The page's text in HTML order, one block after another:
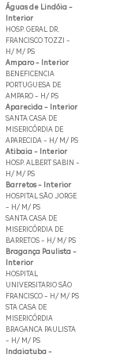
Águas de Lindóia -
Interior
HOSP. GERAL DR.
FRANCISCO TOZZI -
H/ M/ PS
Amparo - Interior
BENEFICENCIA
PORTUGUESA DE
AMPARO - H/ PS
Aparecida - Interior
SANTA CASA DE
MISERICÓRDIA DE
APARECIDA - H/ M/ PS
Atibaia - Interior
HOSP. ALBERT SABIN -
H/ M/ PS
Barretos - Interior
HOSPITAL SÃO JORGE
- H/ M/ PS
SANTA CASA DE
MISERICÓRDIA DE
BARRETOS - H/ M/ PS
Bragança Paulista -
Interior
HOSPITAL
UNIVERSITARIO SÃO
FRANCISCO - H/ M/ PS
STA CASA DE
MISERICÓRDIA
BRAGANCA PAULISTA
- H/ M/ PS
Indaiatuba -